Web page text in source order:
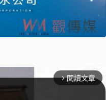
arrow_forward_ios 閱讀文章